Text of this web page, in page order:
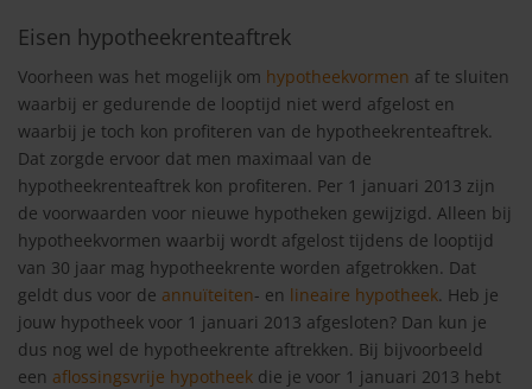
Eisen hypotheekrenteaftrek
Voorheen was het mogelijk om hypotheekvormen af te sluiten
waarbij er gedurende de looptijd niet werd afgelost en
waarbij je toch kon profiteren van de hypotheekrenteaftrek.
Dat zorgde ervoor dat men maximaal van de
hypotheekrenteaftrek kon profiteren. Per 1 januari 2013 zijn
de voorwaarden voor nieuwe hypotheken gewijzigd. Alleen bij
hypotheekvormen waarbij wordt afgelost tijdens de looptijd
van 30 jaar mag hypotheekrente worden afgetrokken. Dat
geldt dus voor de annuïteiten- en lineaire hypotheek. Heb je
jouw hypotheek voor 1 januari 2013 afgesloten? Dan kun je
dus nog wel de hypotheekrente aftrekken. Bij bijvoorbeeld
een aflossingsvrije hypotheek die je voor 1 januari 2013 hebt